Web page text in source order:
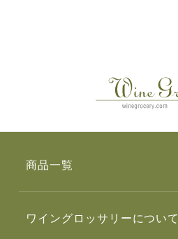
商品一覧
ワイングロッサリーについて